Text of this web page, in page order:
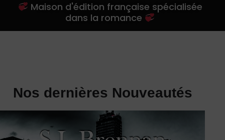
Maison d'édition française spécialisée
dans la romance
Nos dernières Nouveautés